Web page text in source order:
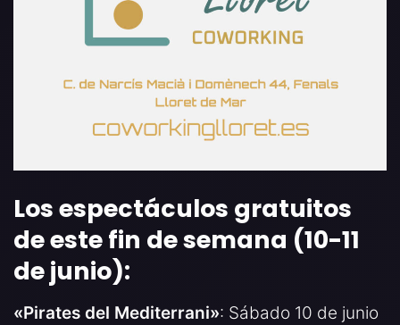
Los espectáculos gratuitos
de este fin de semana (10-11
de junio):
«Pirates del Mediterrani»: Sábado 10 de junio